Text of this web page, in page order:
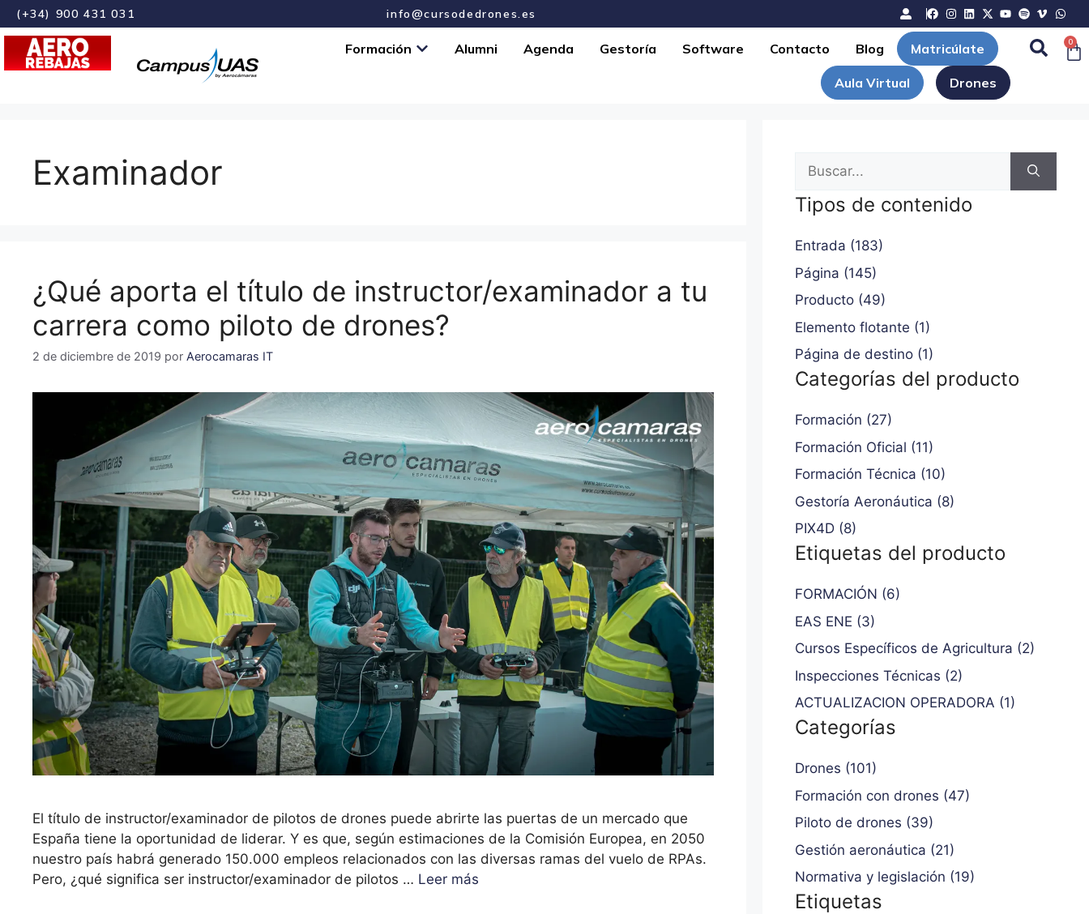
(+34) 900 431 031 info@cursodedrones.es
Formación Alumni Agenda Gestoría Software Contacto Blog Matricúlate
Aula Virtual Drones
0
Examinador
¿Qué aporta el título de instructor/examinador a tu
carrera como piloto de drones?
2 de diciembre de 2019 por Aerocamaras IT
El título de instructor/examinador de pilotos de drones puede abrirte las puertas de un mercado que
España tiene la oportunidad de liderar. Y es que, según estimaciones de la Comisión Europea, en 2050
nuestro país habrá generado 150.000 empleos relacionados con las diversas ramas del vuelo de RPAs.
Pero, ¿qué significa ser instructor/examinador de pilotos … Leer más
Tipos de contenido
Entrada (183)
Página (145)
Producto (49)
Elemento flotante (1)
Página de destino (1)
Categorías del producto
Formación (27)
Formación Oficial (11)
Formación Técnica (10)
Gestoría Aeronáutica (8)
PIX4D (8)
Etiquetas del producto
FORMACIÓN (6)
EAS ENE (3)
Cursos Específicos de Agricultura (2)
Inspecciones Técnicas (2)
ACTUALIZACION OPERADORA (1)
Categorías
Drones (101)
Formación con drones (47)
Piloto de drones (39)
Gestión aeronáutica (21)
Normativa y legislación (19)
Etiquetas